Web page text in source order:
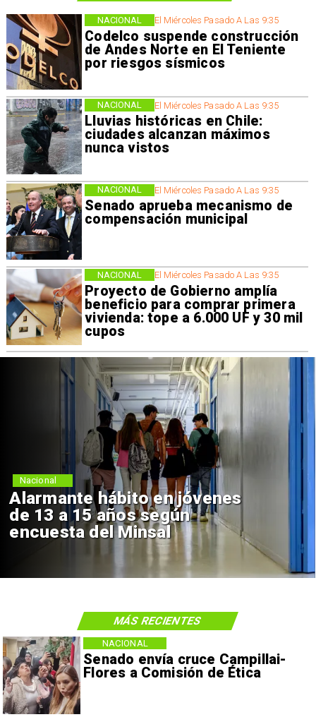
El Miércoles Pasado A Las 9:35
Codelco suspende construcción
de Andes Norte en El Teniente
por riesgos sísmicos
NACIONAL
El Miércoles Pasado A Las 9:35
Lluvias históricas en Chile:
ciudades alcanzan máximos
nunca vistos
NACIONAL
El Miércoles Pasado A Las 9:35
Senado aprueba mecanismo de
compensación municipal
NACIONAL
El Miércoles Pasado A Las 9:35
Proyecto de Gobierno amplía
beneficio para comprar primera
vivienda: tope a 6.000 UF y 30 mil
cupos
NACIONAL
Alarmante hábito en jóvenes
de 13 a 15 años según
encuesta del Minsal
Nacional
Senado envía cruce Campillai-
Flores a Comisión de Ética
NACIONAL
MÁS RECIENTES